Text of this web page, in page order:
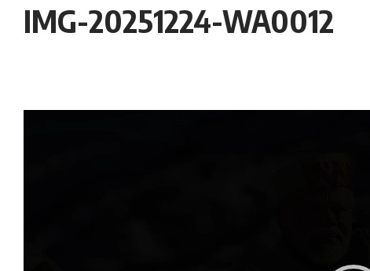
IMG-20251224-WA0012